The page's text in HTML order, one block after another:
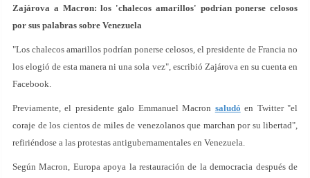
Zajárova a Macron: los 'chalecos amarillos' podrían ponerse celosos
por sus palabras sobre Venezuela
"Los chalecos amarillos podrían ponerse celosos, el presidente de Francia no
los elogió de esta manera ni una sola vez", escribió Zajárova en su cuenta en
Facebook.
Previamente, el presidente galo Emmanuel Macron saludó en Twitter "el
coraje de los cientos de miles de venezolanos que marchan por su libertad",
refiriéndose a las protestas antigubernamentales en Venezuela.
Según Macron, Europa apoya la restauración de la democracia después de